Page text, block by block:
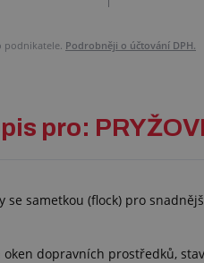
podnikatele. Podrobněji o účtování DPH.
pro:
se sametkou (flock) pro
dopravních prostředků,